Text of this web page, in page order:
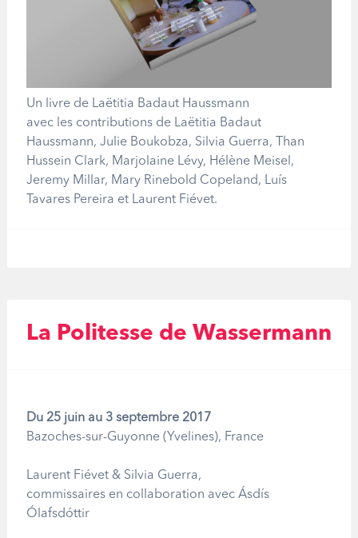
Un livre de Laëtitia Badaut Haussmann
avec les contributions de Laëtitia Badaut
Haussmann, Julie Boukobza, Silvia Guerra, Than
Hussein Clark, Marjolaine Lévy, Hélène Meisel,
Jeremy Millar, Mary Rinebold Copeland, Luís
Tavares Pereira et Laurent Fiévet.
La Politesse de Wassermann
Du 25 juin au 3 septembre 2017
Bazoches-sur-Guyonne (Yvelines), France
Laurent Fiévet & Silvia Guerra,
commissaires en collaboration avec Ásdís
Ólafsdóttir